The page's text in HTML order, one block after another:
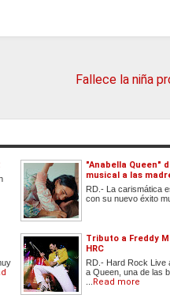
Fallece la niña
"Anabella Queen"
musical a las
RD.- La carismática
con su nuevo éxito
Tributo a Freddy
HRC
RD.- Hard Rock Live
a Queen, una de las
Read more